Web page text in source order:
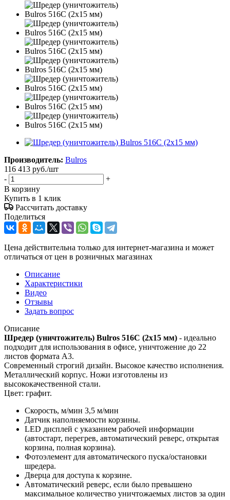
Производитель: Bulros
116 413 руб./шт
-
+
В корзину
Купить в 1 клик
Рассчитать доставку
Поделиться
Цена действительна только для интернет-магазина и может
отличаться от цен в розничных магазинах
Описание
Характеристики
Видео
Отзывы
Задать вопрос
Описание
Шредер (уничтожитель) Bulros 516С (2х15 мм) - идеально
подходит для использования в офисе, уничтожение до 22
листов формата А3.
Современный строгий дизайн. Высокое качество исполнения.
Металлический корпус. Ножи изготовлены из
высококачественной стали.
Цвет: графит.
Скорость, м/мин 3,5 м/мин
Датчик наполняемости корзины.
LED дисплей с указанием рабочей информации
(автостарт, перегрев, автоматический реверс, открытая
корзина, полная корзина).
Фотоэлемент для автоматического пуска/остановки
шредера.
Дверца для доступа к корзине.
Автоматический реверс, если было превышено
максимальное количество уничтожаемых листов за один